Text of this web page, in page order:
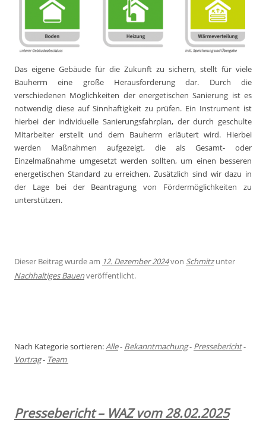
Das eigene Gebäude für die Zukunft zu sichern, stellt für viele
Bauherrn eine große Herausforderung dar. Durch die
verschiedenen Möglichkeiten der energetischen Sanierung ist es
notwendig diese auf Sinnhaftigkeit zu prüfen. Ein Instrument ist
hierbei der individuelle Sanierungsfahrplan, der durch geschulte
Mitarbeiter erstellt und dem Bauherrn erläutert wird. Hierbei
werden Maßnahmen aufgezeigt, die als Gesamt- oder
Einzelmaßnahme umgesetzt werden sollten, um einen besseren
energetischen Standard zu erreichen. Zusätzlich sind wir dazu in
der Lage bei der Beantragung von Fördermöglichkeiten zu
unterstützen.
Dieser Beitrag wurde am 12. Dezember 2024von Schmitzunter
Nachhaltiges Bauenveröffentlicht.
Nach Kategorie sortieren:Alle- Bekanntmachung- Pressebericht-
Vortrag- Team
Pressebericht – WAZ vom 28.02.2025